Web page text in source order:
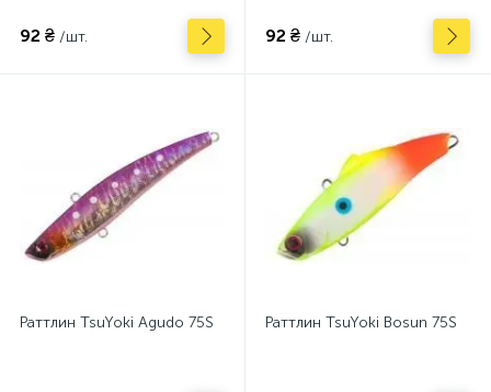
92 ₴ /шт. 92 ₴ /шт.
Раттлин TsuYoki Agudo 75S Раттлин TsuYoki Bosun 75S